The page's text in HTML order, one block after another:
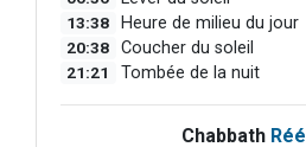
13:38 Heure de milieu du jour
20:38 Coucher du soleil
21:21 Tombée de la nuit
Chabbath Réé